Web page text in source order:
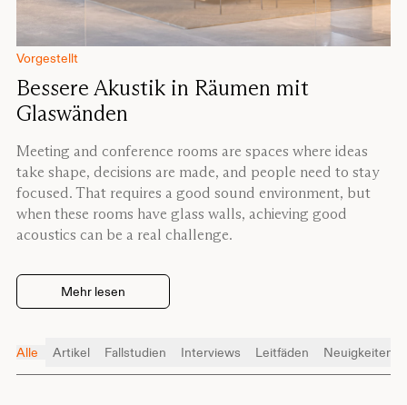
Vorgestellt
Bessere Akustik in Räumen mit
Glaswänden
Meeting and conference rooms are spaces where ideas
take shape, decisions are made, and people need to stay
focused. That requires a good sound environment, but
when these rooms have glass walls, achieving good
acoustics can be a real challenge.
Mehr lesen
Alle Artikel Fallstudien Interviews Leitfäden Neuigkeiten